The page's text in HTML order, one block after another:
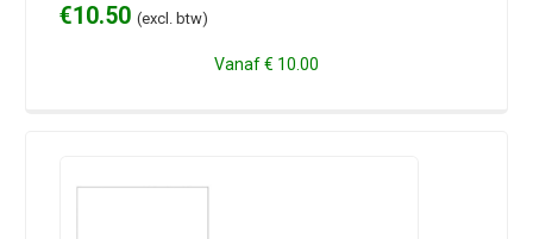
€10.50 (excl. btw)
Vanaf€ 10.00